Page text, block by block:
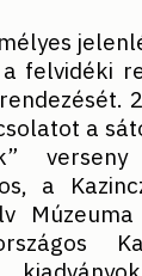
felvidéki
a
a